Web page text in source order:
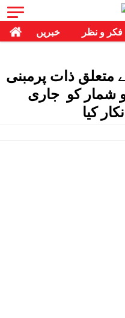
خبریں فکر و نظر
متعلق ذات پرمبنی
شمار کو جاری
کیا